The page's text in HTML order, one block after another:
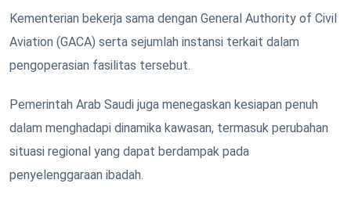
Kementerian bekerja sama dengan General Authority of Civil
Aviation (GACA) serta sejumlah instansi terkait dalam
pengoperasian fasilitas tersebut.
Pemerintah Arab Saudi juga menegaskan kesiapan penuh
dalam menghadapi dinamika kawasan, termasuk perubahan
situasi regional yang dapat berdampak pada
penyelenggaraan ibadah.